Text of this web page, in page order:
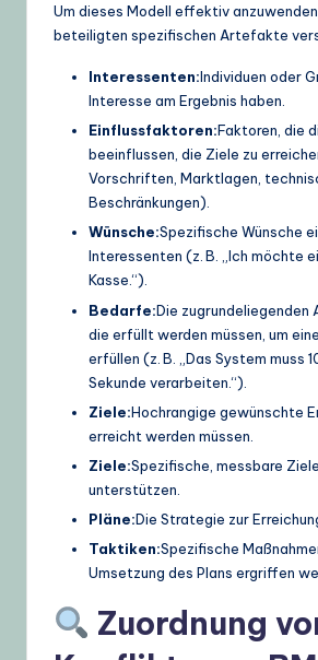
Um dieses Modell effektiv
beteiligten spezifischen Artefakte
Interessenten:Individuen oder
Interesse am Ergebnis haben.
Einflussfaktoren:Faktoren, die
beeinflussen, die Ziele zu
Vorschriften, Marktlagen,
Beschränkungen).
Wünsche:Spezifische Wünsche
Interessenten (z. B. „Ich möchte
Kasse.“).
Bedarfe:Die zugrundeliegenden
die erfüllt werden müssen, um
erfüllen (z. B. „Das System muss
Sekunde verarbeiten.“).
Ziele:Hochrangige gewünschte
erreicht werden müssen.
Ziele:Spezifische, messbare
unterstützen.
Pläne:Die Strategie zur
Taktiken:Spezifische
Umsetzung des Plans ergriffen
Zuordnung